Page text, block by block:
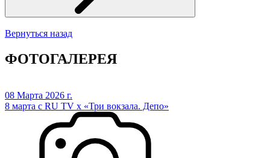
Вернуться назад
ФОТОГАЛЕРЕЯ
08 Марта 2026 г.
8 марта с RU TV х «Три вокзала. Депо»